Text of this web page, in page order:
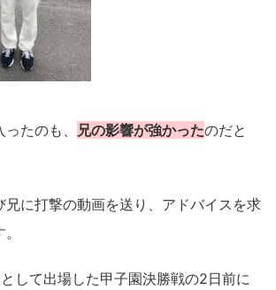
たのも、 兄の影響が強かったのだと
兄に打撃の動画を送り、アドバイスを求
して出場した甲子園決勝戦の2日前に